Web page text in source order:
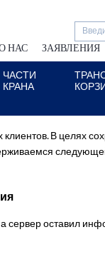
НАС ЗАЯВЛЕНИЯ
ЧАСТИ
КРАНА
В целях
сервер оставил